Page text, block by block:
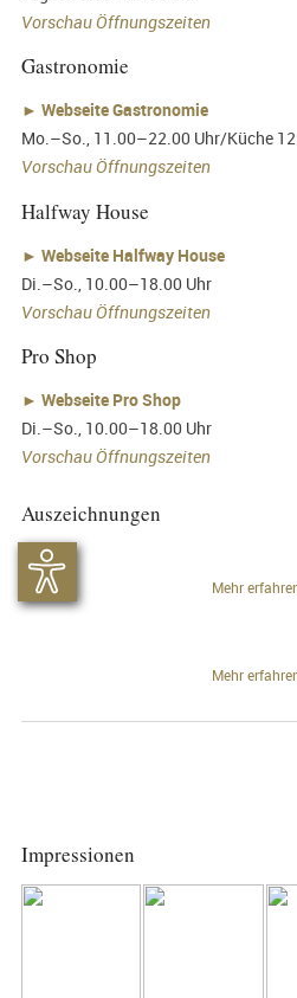
Vorschau Öffnungszeiten
Gastronomie
► Webseite Gastronomie
Mo.–So., 11.00–22.00 Uhr/Küche
Vorschau Öffnungszeiten
Halfway House
► Webseite Halfway House
Di.–So., 10.00–18.00 Uhr
Vorschau Öffnungszeiten
Pro Shop
► Webseite Pro Shop
Di.–So., 10.00–18.00 Uhr
Vorschau Öffnungszeiten
Auszeichnungen
Mehr
Mehr
Impressionen